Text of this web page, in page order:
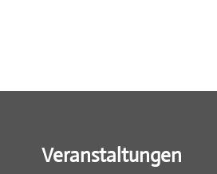
Veranstaltungen